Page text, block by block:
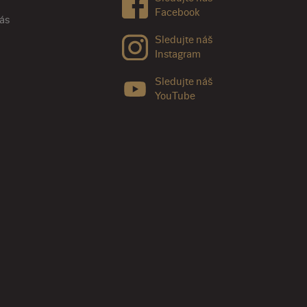
Facebook
Sledujte náš
Instagram
Sledujte náš
YouTube